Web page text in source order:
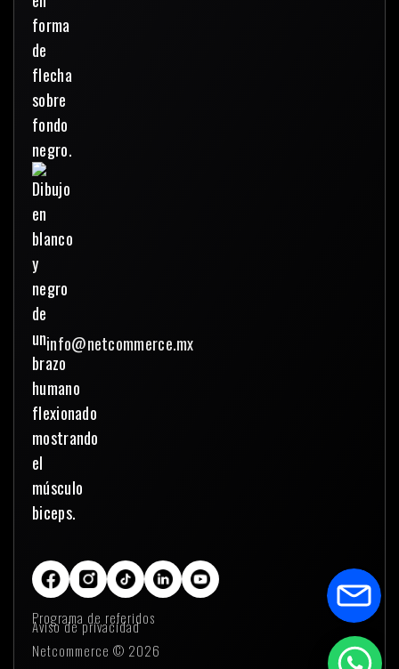
info@netcommerce.mx
Programa de referidos
Aviso de privacidad
Netcommerce © 2026